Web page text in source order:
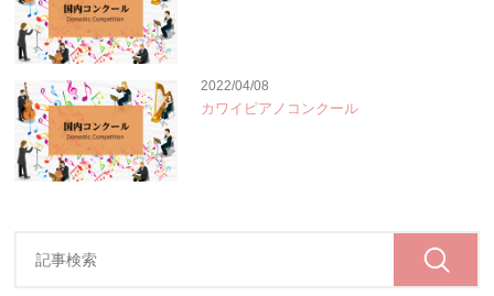
2022/04/08
カワイピアノコンクール